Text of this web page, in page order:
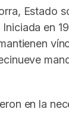
Estado
en
en la